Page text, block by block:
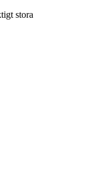
stora